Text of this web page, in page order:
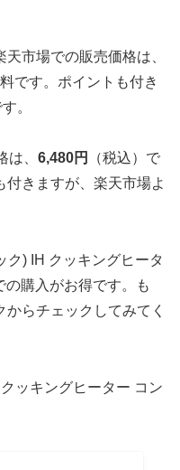
市場での販売価格は、
です。ポイントも付き
。
、 6,480円
（税込）で
きますが、楽天市場よ
ク) IH クッキングヒータ
購入がお得です。も
らチェックしてみてく
ッキングヒーター コン